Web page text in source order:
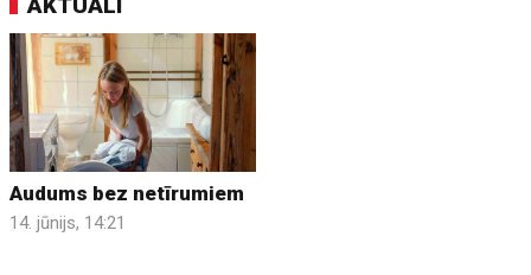
Audums bez netīrumiem
14. jūnijs, 14:21